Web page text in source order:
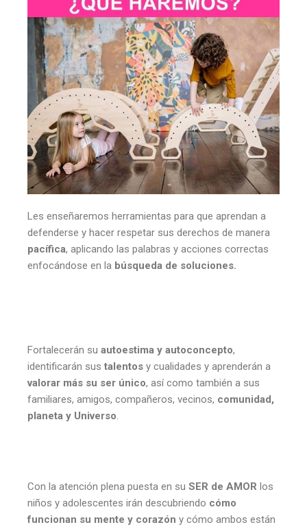
Les enseñaremos herramientas para que aprendan a
defenderse y hacer respetar sus derechos de manera
pacífica, aplicando las palabras y acciones correctas
enfocándose en la búsqueda de soluciones.
Fortalecerán su autoestima y autoconcepto,
identificarán sus talentos y cualidades y aprenderán a
valorar más su ser único, así como también a sus
familiares, amigos, compañeros, vecinos, comunidad,
planeta y Universo.
Con la atención plena puesta en su SER de AMOR los
niños y adolescentes irán descubriendo cómo
funcionan su mente y corazón y cómo ambos están